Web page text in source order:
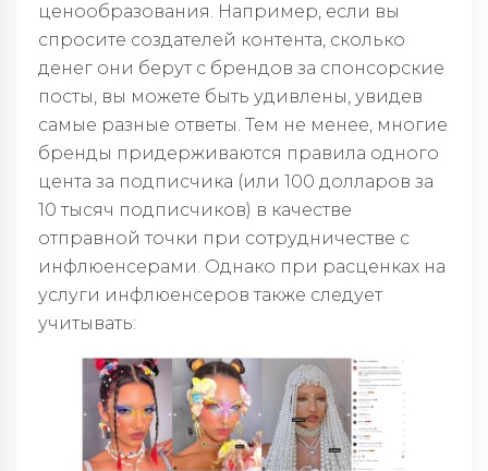
ценообразования. Например, если вы
спросите создателей контента, сколько
денег они берут с брендов за спонсорские
посты, вы можете быть удивлены, увидев
самые разные ответы. Тем не менее, многие
бренды придерживаются правила одного
цента за подписчика (или 100 долларов за
10 тысяч подписчиков) в качестве
отправной точки при сотрудничестве с
инфлюенсерами. Однако при расценках на
услуги инфлюенсеров также следует
учитывать: